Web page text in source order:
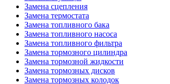
Замена сцепления
Замена термостата
Замена топливного бака
Замена топливного насоса
Замена топливного фильтра
Замена тормозного цилиндра
Замена тормозной жидкости
Замена тормозных дисков
Замена тормозных колодок